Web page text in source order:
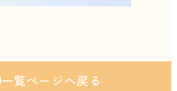
一覧ページへ戻る